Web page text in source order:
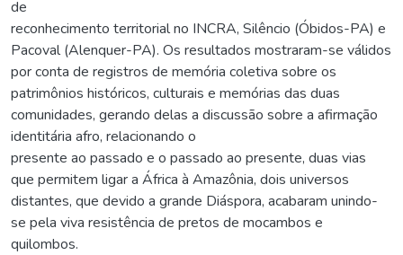
de
reconhecimento territorial no INCRA, Silêncio (Óbidos-PA) e
Pacoval (Alenquer-PA). Os resultados mostraram-se válidos
por conta de registros de memória coletiva sobre os
patrimônios históricos, culturais e memórias das duas
comunidades, gerando delas a discussão sobre a afirmação
identitária afro, relacionando o
presente ao passado e o passado ao presente, duas vias
que permitem ligar a África à Amazônia, dois universos
distantes, que devido a grande Diáspora, acabaram unindo-
se pela viva resistência de pretos de mocambos e
quilombos.